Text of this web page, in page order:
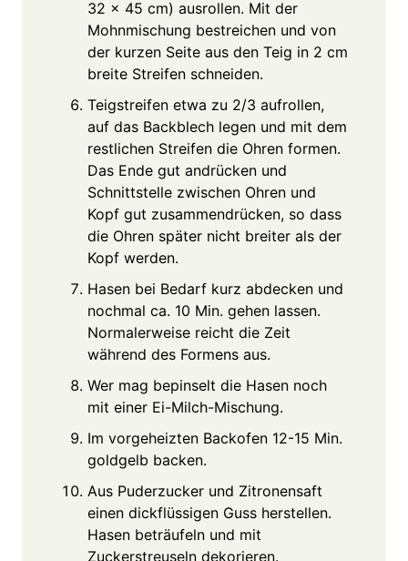
32 x 45 cm) ausrollen. Mit der
Mohnmischung bestreichen und von
der kurzen Seite aus den Teig in 2 cm
breite Streifen schneiden.
Teigstreifen etwa zu 2/3 aufrollen,
auf das Backblech legen und mit dem
restlichen Streifen die Ohren formen.
Das Ende gut andrücken und
Schnittstelle zwischen Ohren und
Kopf gut zusammendrücken, so dass
die Ohren später nicht breiter als der
Kopf werden.
Hasen bei Bedarf kurz abdecken und
nochmal ca. 10 Min. gehen lassen.
Normalerweise reicht die Zeit
während des Formens aus.
Wer mag bepinselt die Hasen noch
mit einer Ei-Milch-Mischung.
Im vorgeheizten Backofen 12-15 Min.
goldgelb backen.
Aus Puderzucker und Zitronensaft
einen dickflüssigen Guss herstellen.
Hasen beträufeln und mit
Zuckerstreuseln dekorieren.